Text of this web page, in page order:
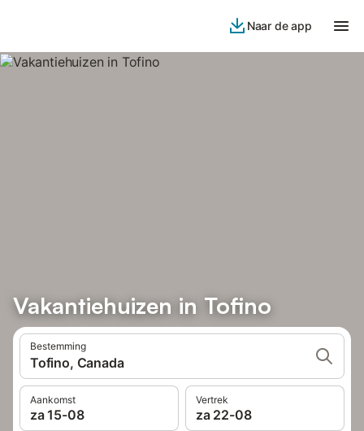
Naar de app
Vakantiehuizen in Tofino
Bestemming
Tofino, Canada
Aankomst
za 15-08
Vertrek
za 22-08